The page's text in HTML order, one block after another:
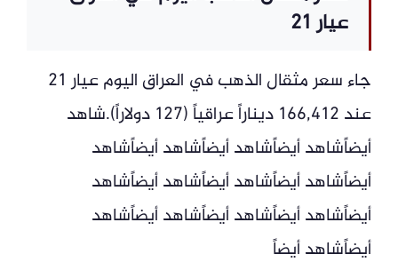
عيار 21
جاء سعر مثقال الذهب في العراق اليوم عيار 21
عند 166,412 ديناراً عراقياً (127 دولاراً).شاهد
أيضاًشاهد أيضاًشاهد أيضاًشاهد أيضاًشاهد
أيضاًشاهد أيضاًشاهد أيضاًشاهد أيضاًشاهد
أيضاًشاهد أيضاًشاهد أيضاًشاهد أيضاًشاهد
أيضاًشاهد أيضاً